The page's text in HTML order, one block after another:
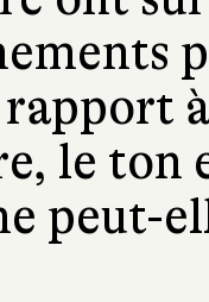
le ton
peut-